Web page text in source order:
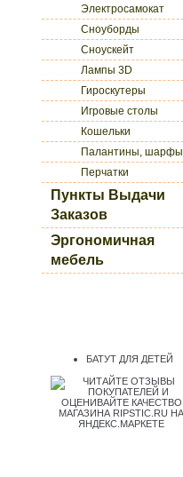
Электросамокат
Сноуборды
Сноускейт
Лампы 3D
Гироскутеры
Игровые столы
Кошельки
Палантины, шарфы
Перчатки
Пункты Выдачи
Заказов
Эргономичная
мебель
БАТУТ ДЛЯ ДЕТЕЙ